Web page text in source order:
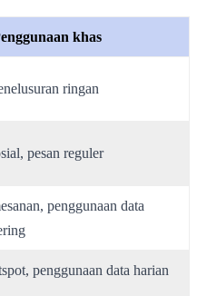
khas
ringan
pesan reguler
penggunaan data
penggunaan data harian